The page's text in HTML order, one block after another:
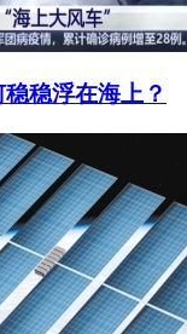
稳浮在海上？